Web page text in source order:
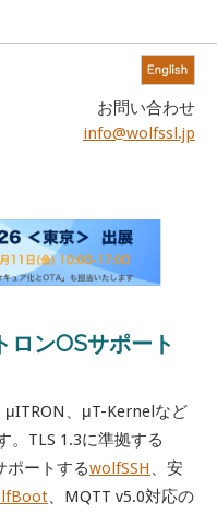
お問い合わせ
info@wolfssl.jp
ンOSサポート
μITRON、μT-Kernelなど
。TLS 1.3に準拠する
ポートするwolfSSH 、安
、MQTT v5.0対応の